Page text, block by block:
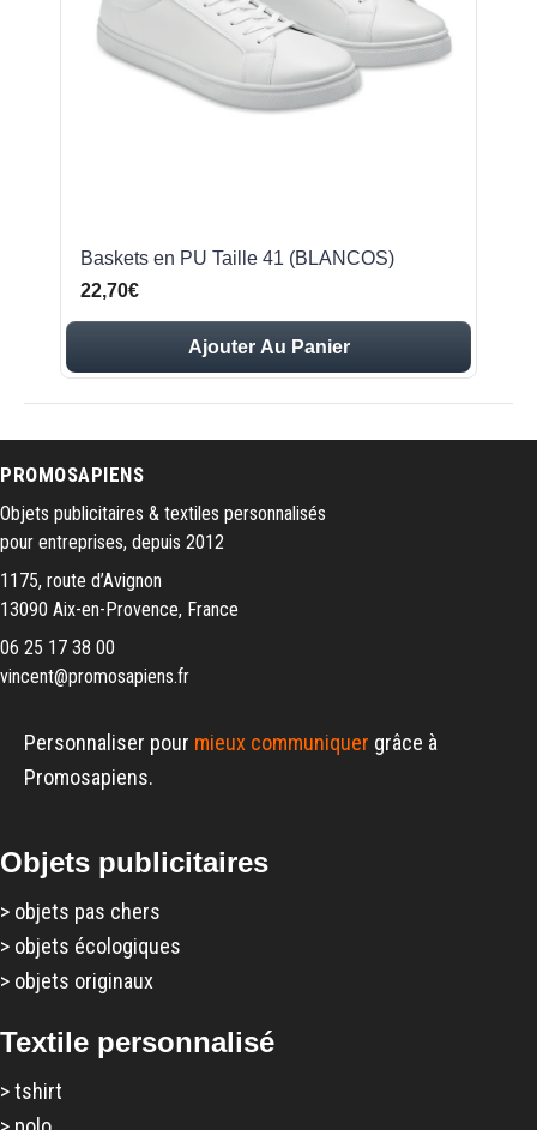
Baskets en PU Taille 41 (BLANCOS)
22,70€
Ajouter Au Panier
PROMOSAPIENS
Objets publicitaires & textiles personnalisés
pour entreprises, depuis 2012
1175, route d’Avignon
13090 Aix-en-Provence, France
06 25 17 38 00
vincent@promosapiens.fr
Personnaliser pour mieux communiquer grâce à
Promosapiens.
Objets publicitaires
> objets pas chers
> objets écologiques
> objets originaux
Textile personnalisé
>tshirt